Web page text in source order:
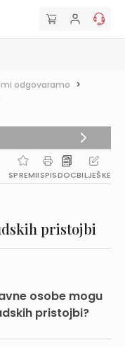
odgovaramo >
SPREMIISPISDOCBILJEŠKE
pristojbi
osobe mogu
pristojbi?